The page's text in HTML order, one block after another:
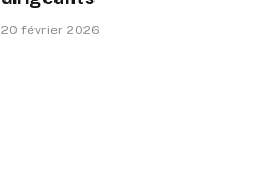
20 février 2026